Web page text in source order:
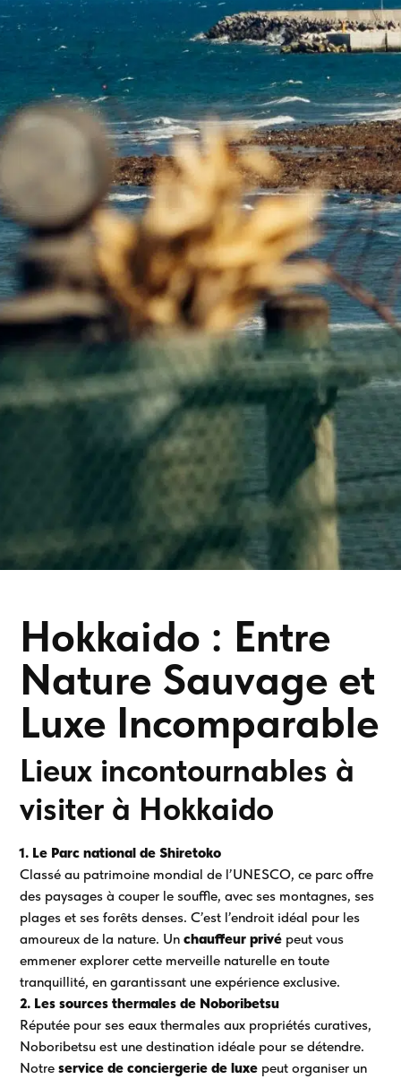
Hokkaido : Entre
Nature Sauvage et
Luxe Incomparable
Lieux incontournables à
visiter à Hokkaido
1. Le Parc national de Shiretoko
Classé au patrimoine mondial de l’UNESCO, ce parc offre
des paysages à couper le souffle, avec ses montagnes, ses
plages et ses forêts denses. C’est l’endroit idéal pour les
amoureux de la nature. Unchauffeur privé peut vous
emmener explorer cette merveille naturelle en toute
tranquillité, en garantissant une expérience exclusive.
2. Les sources thermales de Noboribetsu
Réputée pour ses eaux thermales aux propriétés curatives,
Noboribetsu est une destination idéale pour se détendre.
Notreservice de conciergerie de luxe peut organiser un